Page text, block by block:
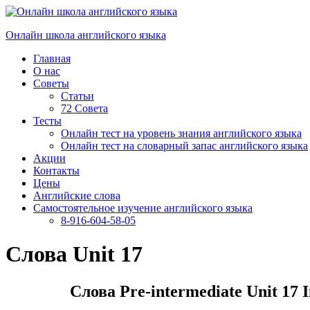
Перейти
содержимому
Онлайн школа английского языка
Главная
О нас
Советы
Статьи
72 Совета
Тесты
Онлайн тест на уровень знания английского языка
Онлайн тест на словарный запас английского языка
Акции
Контакты
Цены
Английские слова
Самостоятельное изучение английского языка
8-916-604-58-05
Слова Unit 17
Слова Pre-intermediate Unit 17